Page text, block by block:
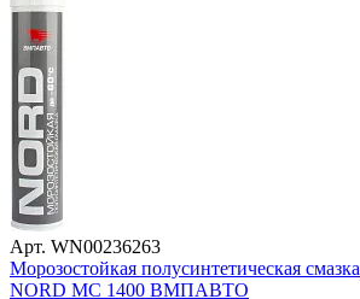
Арт. WN00236263
Морозостойкая полусинтетическая смазка
NORD МС 1400 ВМПАВТО